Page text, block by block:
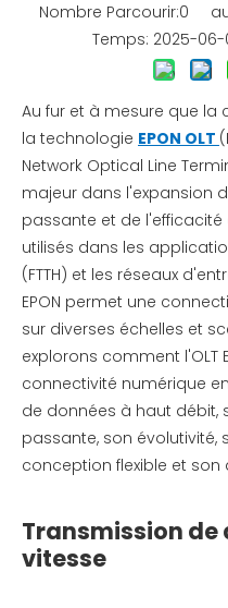
Nombre Parcourir:0
Temps: 2025-
Au fur et à mesure que la
la technologie EPON OLT
Network Optical Line
majeur dans l'expansion
passante et de l'efficacité
utilisés dans les
(FTTH) et les réseaux
EPON permet une
sur diverses échelles et
explorons comment l'OLT
connectivité numérique
de données à haut débit,
passante, son évolutivité,
conception flexible et son
Transmission de
vitesse